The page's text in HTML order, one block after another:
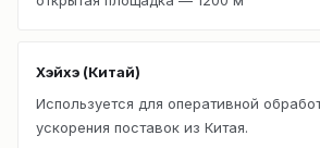
Хэйхэ (Китай)
Используется для оперативной
ускорения поставок из Китая.